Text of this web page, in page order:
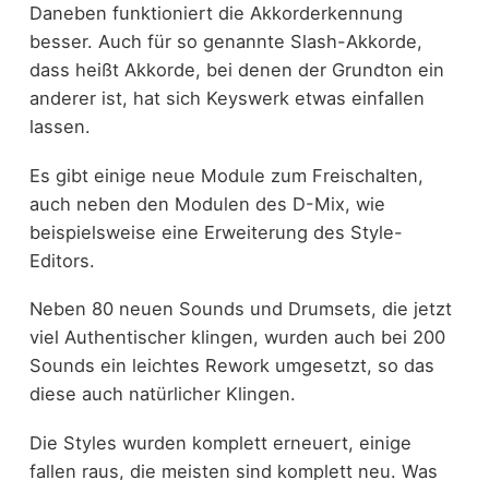
Daneben funktioniert die Akkorderkennung
besser. Auch für so genannte Slash-Akkorde,
dass heißt Akkorde, bei denen der Grundton ein
anderer ist, hat sich Keyswerk etwas einfallen
lassen.
Es gibt einige neue Module zum Freischalten,
auch neben den Modulen des D-Mix, wie
beispielsweise eine Erweiterung des Style-
Editors.
Neben 80 neuen Sounds und Drumsets, die jetzt
viel Authentischer klingen, wurden auch bei 200
Sounds ein leichtes Rework umgesetzt, so das
diese auch natürlicher Klingen.
Die Styles wurden komplett erneuert, einige
fallen raus, die meisten sind komplett neu. Was